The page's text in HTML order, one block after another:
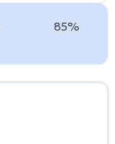
85%